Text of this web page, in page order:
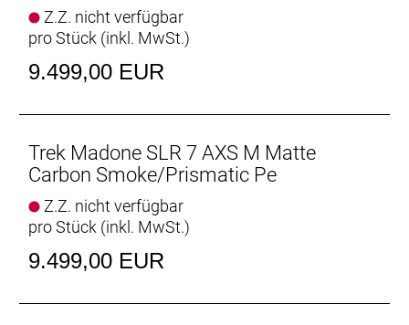
drahtlosem, elektronischem SRAM Force AXS D2
2x12-Antrieb mit Powermeter holst du aus jeder
Trainingsrunde noch mehr heraus, während das
verbaute, weit verbreitete Universalschaltauge
schlauchlosen Bontrager Aeolus Pro 51
Carbonlaufrädern und einer einteiligen Trek Aero
RSL Lenker/Vorbau-Einheit.
Das Madone SLR 7 AXS Gen 8 ist ein wahnsinnig
leichtes Aero-Rennrad, das dich am Renntag
garantiert nicht im Stich lässt. Sein Rahmen aus
Z.Z. nicht verfügbar
pro Stück (inkl. MwSt.)
9.499,00 EUR
Trek Madone SLR 7 AXS M Matte
Carbon Smoke/Prismatic Pe
Z.Z. nicht verfügbar
pro Stück (inkl. MwSt.)
9.499,00 EUR